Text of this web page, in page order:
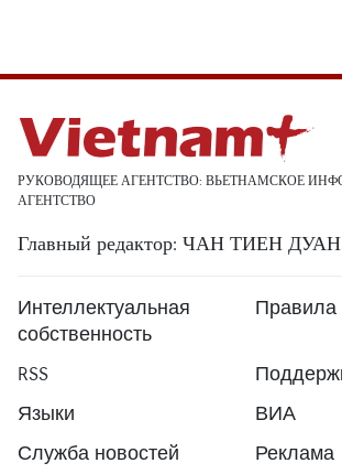
РУКОВОДЯЩЕЕ АГЕНТСТВО: ВЬЕТНАМСКОЕ
АГЕНТСТВО
Главный редактор: ЧАН ТИЕН ДУАН
Интеллектуальная
собственность
Правила
RSS
Языки
ВИА
Служба новостей
Реклама